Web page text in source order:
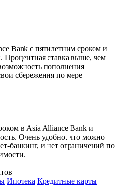
Bank с пятилетним сроком и
Процентная ставка выше, чем
пополнения
сбережения по мере
в Asia Alliance Bank и
Очень удобно, что можно
банкинг, и нет ограничений по
Ипотека Кредитные карты